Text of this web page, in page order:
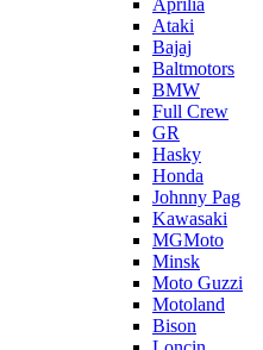
Aprilia
Ataki
Bajaj
Baltmotors
BMW
Full Crew
GR
Hasky
Honda
Johnny Pag
Kawasaki
MGMoto
Minsk
Moto Guzzi
Motoland
Bison